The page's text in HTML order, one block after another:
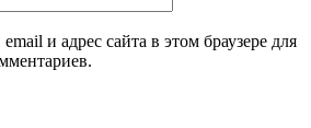
и адрес сайта в этом браузере для